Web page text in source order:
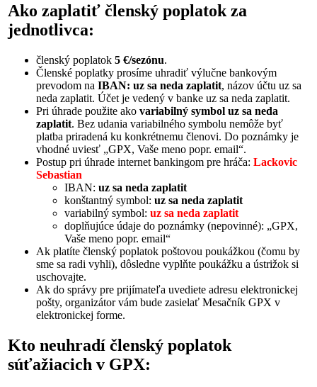
Ako zaplatiť členský poplatok za
jednotlivca:
členský poplatok 5 €/sezónu.
Členské poplatky prosíme uhradiť výlučne bankovým
prevodom na IBAN: uz sa neda zaplatit, názov účtu uz sa
neda zaplatit. Účet je vedený v banke uz sa neda zaplatit.
Pri úhrade použite ako variabilný symbol uz sa neda
zaplatit. Bez udania variabilného symbolu nemôže byť
platba priradená ku konkrétnemu členovi. Do poznámky je
vhodné uviesť „GPX, Vaše meno popr. email“.
Postup pri úhrade internet bankingom pre hráča: Lackovic
Sebastian
IBAN: uz sa neda zaplatit
konštantný symbol: uz sa neda zaplatit
variabilný symbol: uz sa neda zaplatit
doplňujúce údaje do poznámky (nepovinné): „GPX,
Vaše meno popr. email“
Ak platíte členský poplatok poštovou poukážkou (čomu by
sme sa radi vyhli), dôsledne vyplňte poukážku a ústrižok si
uschovajte.
Ak do správy pre prijímateľa uvediete adresu elektronickej
pošty, organizátor vám bude zasielať Mesačník GPX v
elektronickej forme.
Kto neuhradí členský poplatok
súťažiacich v GPX: